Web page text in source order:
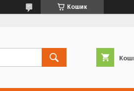
Кошик